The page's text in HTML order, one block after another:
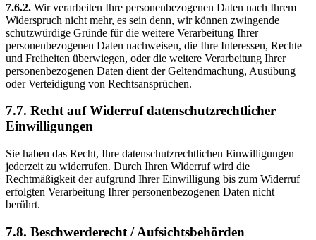
7.6.2. Wir verarbeiten Ihre personenbezogenen Daten nach Ihrem
Widerspruch nicht mehr, es sein denn, wir können zwingende
schutzwürdige Gründe für die weitere Verarbeitung Ihrer
personenbezogenen Daten nachweisen, die Ihre Interessen, Rechte
und Freiheiten überwiegen, oder die weitere Verarbeitung Ihrer
personenbezogenen Daten dient der Geltendmachung, Ausübung
oder Verteidigung von Rechtsansprüchen.
7.7. Recht auf Widerruf datenschutzrechtlicher
Einwilligungen
Sie haben das Recht, Ihre datenschutzrechtlichen Einwilligungen
jederzeit zu widerrufen. Durch Ihren Widerruf wird die
Rechtmäßigkeit der aufgrund Ihrer Einwilligung bis zum Widerruf
erfolgten Verarbeitung Ihrer personenbezogenen Daten nicht
berührt.
7.8. Beschwerderecht / Aufsichtsbehörden